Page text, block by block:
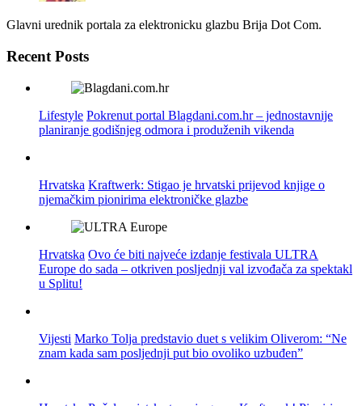
Glavni urednik portala za elektronicku glazbu Brija Dot Com.
Recent Posts
Lifestyle Pokrenut portal Blagdani.com.hr – jednostavnije
planiranje godišnjeg odmora i produženih vikenda
Hrvatska Kraftwerk: Stigao je hrvatski prijevod knjige o
njemačkim pionirima elektroničke glazbe
Hrvatska Ovo će biti najveće izdanje festivala ULTRA
Europe do sada – otkriven posljednji val izvođača za spektakl
u Splitu!
Vijesti Marko Tolja predstavio duet s velikim Oliverom: “Ne
znam kada sam posljednji put bio ovoliko uzbuđen”